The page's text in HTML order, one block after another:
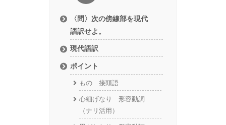
〈問〉次の傍線部を現代
語訳せよ。
現代語訳
ポイント
もの 接頭語
心細げなり 形容動詞
（ナリ活用）